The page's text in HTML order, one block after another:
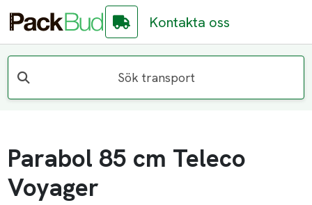
Kontakta oss
Sök transport
Parabol 85 cm Teleco
Voyager